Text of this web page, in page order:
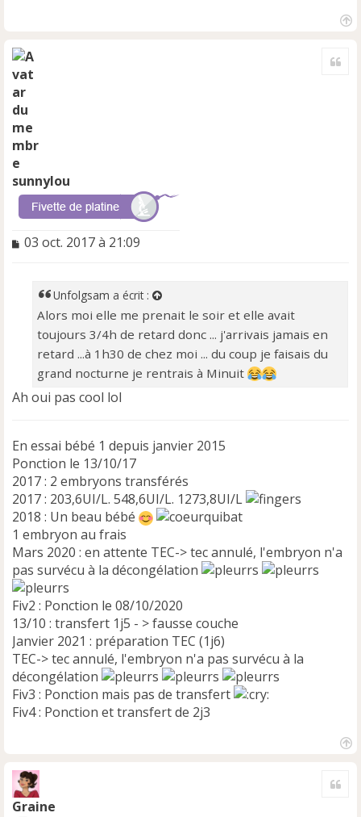
sunnylou
M
l
03 oct. 2017 à 21:09
Unfolgsam a écrit :
Alors moi elle me prenait le soir et elle avait
toujours 3/4h de retard donc ... j'arrivais jamais en
retard ...à 1h30 de chez moi ... du coup je faisais du
grand nocturne je rentrais à Minuit
Ah oui pas cool lol
En essai bébé 1 depuis janvier 2015
Ponction le 13/10/17
2017 : 2 embryons transférés
2017 : 203,6UI/L. 548,6UI/L. 1273,8UI/L
2018 : Un beau bébé
1 embryon au frais
Mars 2020 : en attente TEC-> tec annulé, l'embryon n'a
pas survécu à la décongélation
Fiv2 : Ponction le 08/10/2020
13/10 : transfert 1j5 - > fausse couche
Janvier 2021 : préparation TEC (1j6)
TEC-> tec annulé, l'embryon n'a pas survécu à la
décongélation
Fiv3 : Ponction mais pas de transfert
Fiv4 : Ponction et transfert de 2j3
Graine